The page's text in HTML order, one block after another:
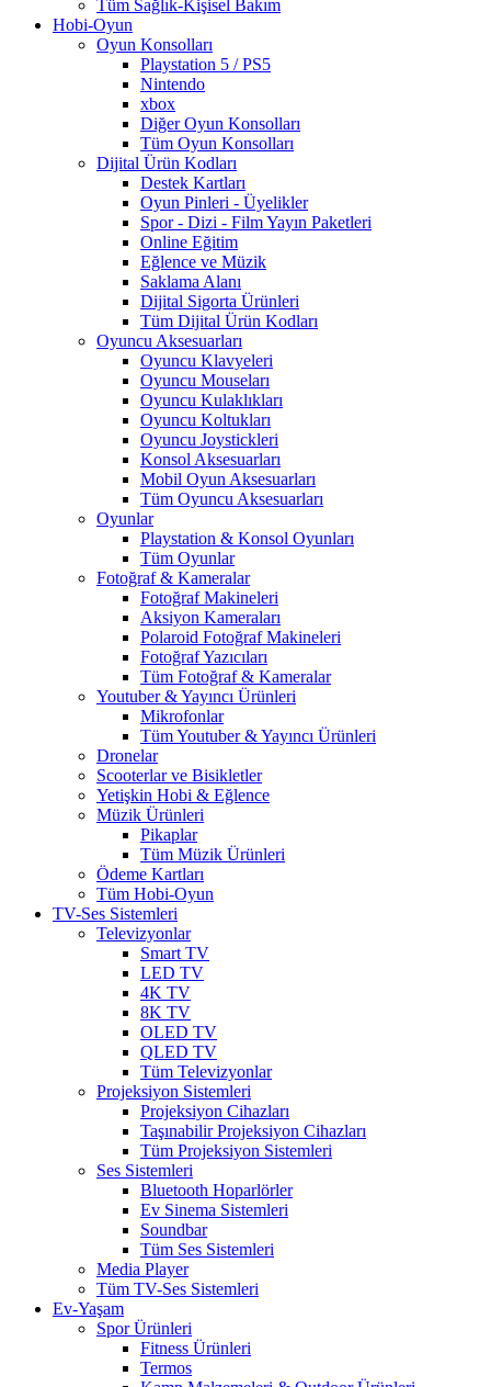
Tüm Sağlık-Kişisel Bakım
Hobi-Oyun
Oyun Konsolları
Playstation 5 / PS5
Nintendo
xbox
Diğer Oyun Konsolları
Tüm Oyun Konsolları
Dijital Ürün Kodları
Destek Kartları
Oyun Pinleri - Üyelikler
Spor - Dizi - Film Yayın Paketleri
Online Eğitim
Eğlence ve Müzik
Saklama Alanı
Dijital Sigorta Ürünleri
Tüm Dijital Ürün Kodları
Oyuncu Aksesuarları
Oyuncu Klavyeleri
Oyuncu Mouseları
Oyuncu Kulaklıkları
Oyuncu Koltukları
Oyuncu Joystickleri
Konsol Aksesuarları
Mobil Oyun Aksesuarları
Tüm Oyuncu Aksesuarları
Oyunlar
Playstation & Konsol Oyunları
Tüm Oyunlar
Fotoğraf & Kameralar
Fotoğraf Makineleri
Aksiyon Kameraları
Polaroid Fotoğraf Makineleri
Fotoğraf Yazıcıları
Tüm Fotoğraf & Kameralar
Youtuber & Yayıncı Ürünleri
Mikrofonlar
Tüm Youtuber & Yayıncı Ürünleri
Dronelar
Scooterlar ve Bisikletler
Yetişkin Hobi & Eğlence
Müzik Ürünleri
Pikaplar
Tüm Müzik Ürünleri
Ödeme Kartları
Tüm Hobi-Oyun
TV-Ses Sistemleri
Televizyonlar
Smart TV
LED TV
4K TV
8K TV
OLED TV
QLED TV
Tüm Televizyonlar
Projeksiyon Sistemleri
Projeksiyon Cihazları
Taşınabilir Projeksiyon Cihazları
Tüm Projeksiyon Sistemleri
Ses Sistemleri
Bluetooth Hoparlörler
Ev Sinema Sistemleri
Soundbar
Tüm Ses Sistemleri
Media Player
Tüm TV-Ses Sistemleri
Ev-Yaşam
Spor Ürünleri
Fitness Ürünleri
Termos